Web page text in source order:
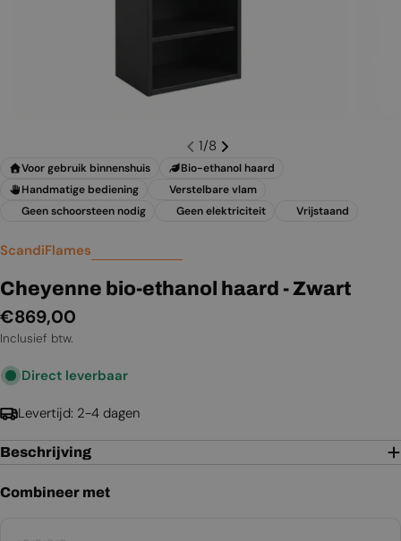
1/8
Voor gebruik binnenshuis
Bio-ethanol haard
Handmatige bediening
Verstelbare vlam
Geen schoorsteen nodig
Geen elektriciteit Vrijstaand
ScandiFlames
Cheyenne bio-ethanol haard - Zwart
Normale
prijs
€869,00
Inclusief btw.
Direct leverbaar
Levertijd: 2-4 dagen
Beschrijving
Combineer met